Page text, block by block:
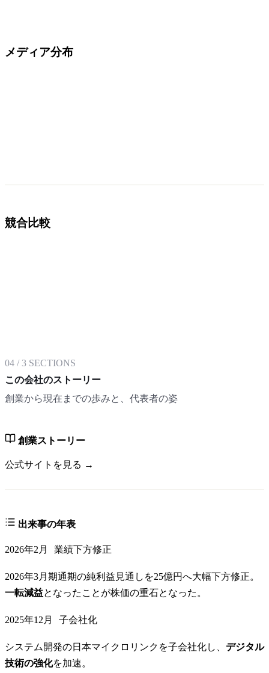
メディア分布
競合比較
04 /3 SECTIONS
この会社のストーリー
創業から現在までの歩みと、代表者の姿
創業ストーリー
公式サイトを見る →
出来事の年表
2026年2月 業績下方修正
2026年3月期通期の純利益見通しを25億円へ大幅下方修正。
一転減益となったことが株価の重石となった。
2025年12月 子会社化
システム開発の日本マイクロリンクを子会社化し、 デジタル
技術の強化を加速。